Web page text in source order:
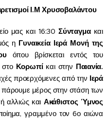
Ι.Μ Χρυσοβαλάντου
μας και 16:30Σύνταγμακαι
η Γυναικεία Ιερά Μονή της
όπου βρίσκεται εντός του
Κορωπί και στην Παιανία.
προερχόμενες από την Ιερά
μέρος στην στάση των
ή αλλιώς και Ακάθιστος Ύμνος
γραμμένο τον 6ο αιώνα